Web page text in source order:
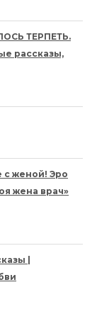
ТЕРПЕТЬ.
рассказы,
с женой! Эро
жена врач»
|